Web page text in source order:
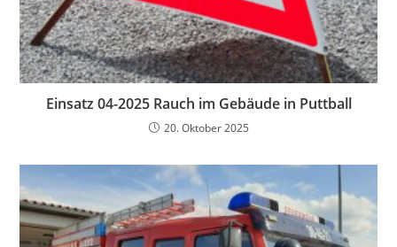
Einsatz 04-2025 Rauch im Gebäude in Puttball
20. Oktober 2025